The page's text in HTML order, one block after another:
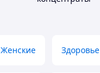
Женские Здоровье